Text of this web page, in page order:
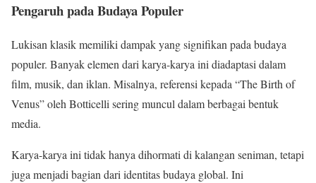
Pengaruh pada Budaya Populer
Lukisan klasik memiliki dampak yang signifikan pada budaya
populer. Banyak elemen dari karya-karya ini diadaptasi dalam
film, musik, dan iklan. Misalnya, referensi kepada “The Birth of
Venus” oleh Botticelli sering muncul dalam berbagai bentuk
media.
Karya-karya ini tidak hanya dihormati di kalangan seniman, tetapi
juga menjadi bagian dari identitas budaya global. Ini